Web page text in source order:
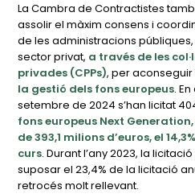
La Cambra de Contractistes
assolir el màxim consens i
de les administracions
sector privat, a través de les
privades (CPPs), per aconseguir
la gestió dels fons europeus.
setembre de 2024 s’han licitat
fons europeus Next
de 393,1 milions d’euros, el
curs. Durant l’any 2023, la
suposar el 23,4% de la licitació
retrocés molt rellevant.